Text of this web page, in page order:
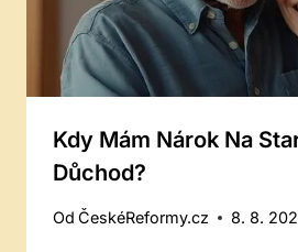
Kdy Mám Nárok Na
Důchod?
Od ČeskéReformy.cz 8. 8.